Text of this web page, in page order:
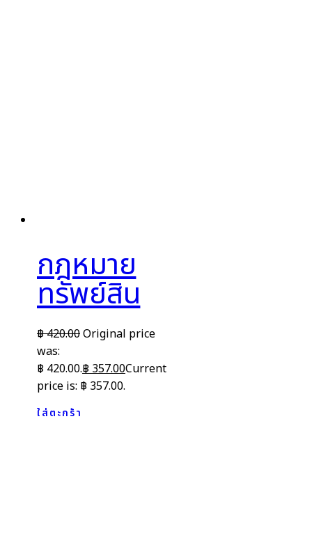
กฎหมาย
ทรัพย์สิน
฿420.00Original price
was:
฿ 420.00.฿357.00Current
price is: ฿ 357.00.
ใส่ตะกร้า